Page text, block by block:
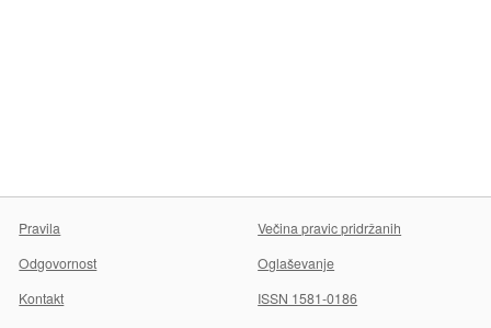
Pravila
Večina pravic pridržanih
Odgovornost
Oglaševanje
Kontakt
ISSN 1581-0186